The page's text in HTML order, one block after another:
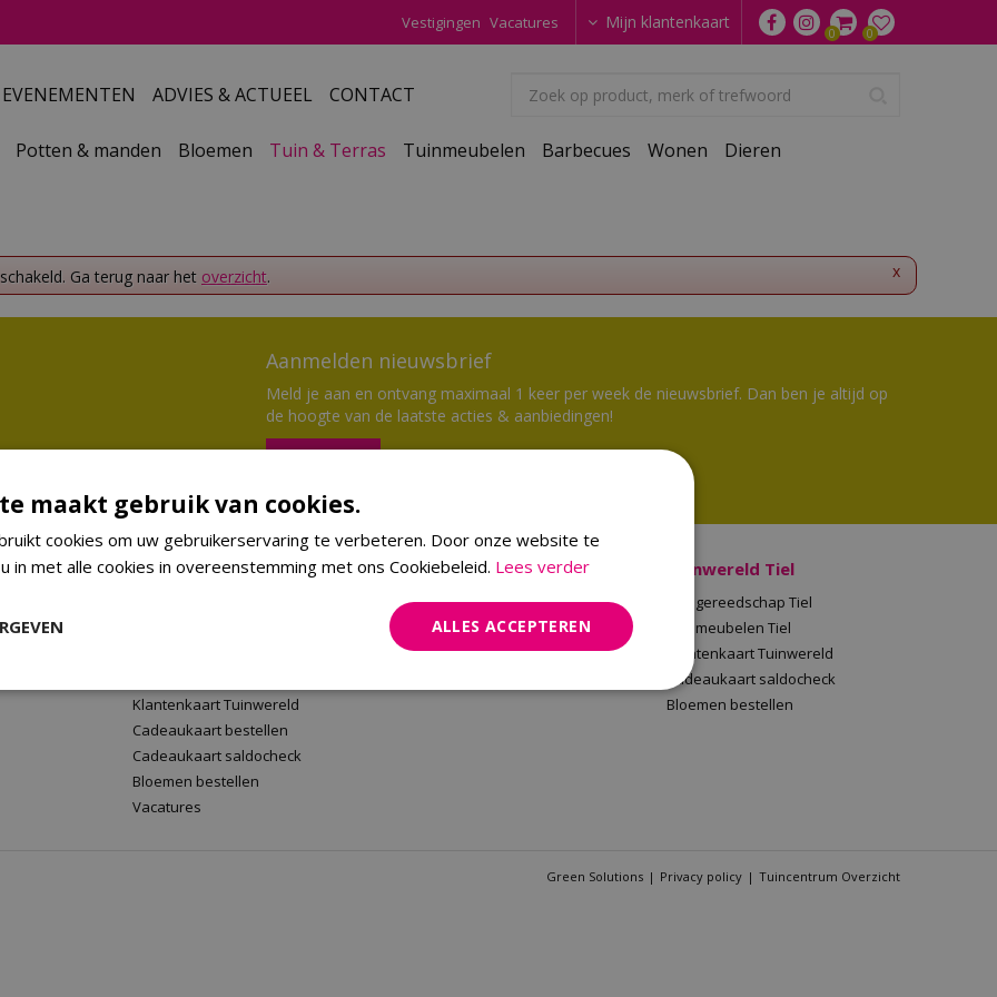
Vestigingen Vacatures Mijn klantenkaart
EVENEMENTEN ADVIES & ACTUEEL CONTACT
Potten & manden Bloemen Tuin & Terras Tuinmeubelen Barbecues Wonen Dieren
x
Ga terug naar het overzicht.
Aanmelden nieuwsbrief
Meld je aan en ontvang maximaal 1 keer per week de nieuwsbrief. Dan ben je altijd op
de hoogte van de laatste acties & aanbiedingen!
Aanmelden
Tuinwereld Wijchen
Klantenkaart Tuinwereld
Cadeaukaart bestellen
Cadeaukaart saldocheck
Bloemen bestellen
Vacatures
Tuinwereld Malden
Planten Malden
Klantenkaart Tuinwereld
Cadeaukaart saldocheck
Tuinwereld Tiel
Tuingereedschap Tiel
Tuinmeubelen Tiel
Klantenkaart Tuinwereld
Cadeaukaart saldocheck
Bloemen bestellen
Green Solutions Privacy policy Tuincentrum Overzicht
maakt gebruik van cookies.
cookies om uw gebruikerservaring te verbeteren. Door onze website te
in met alle cookies in overeenstemming met ons Cookiebeleid. Lees verder
ALLES ACCEPTEREN